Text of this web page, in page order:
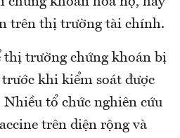
trên thị trường tài chính.
thị trường chứng khoán bị
khi kiểm soát được
Nhiều tổ chức nghiên cứu
trên diện rộng và